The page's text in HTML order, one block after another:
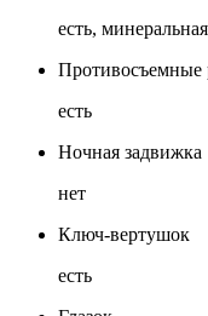
есть,
Противосъемные
есть
Ночная задвижка
нет
Ключ-вертушок
есть